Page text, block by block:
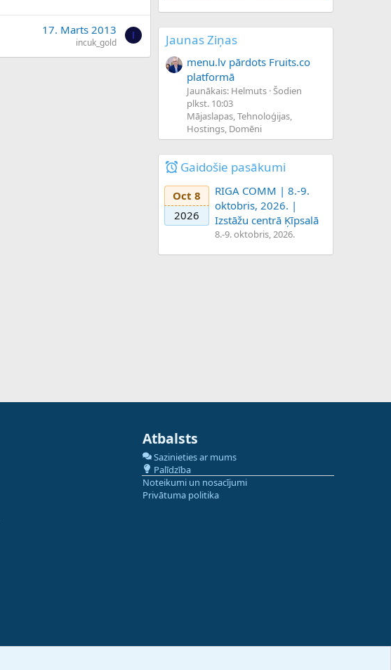
17. Marts 2013
incuk_gold
I Jaunas Ziņas
menu.lv pārdots Fruits.co
platformā
Jaunākais: Helmuts Šodien
plkst. 10:03
Mājaslapas, Tehnoloģijas,
Hostings, Domēni
Gaidošie pasākumi
Oct 8
2026
RIGA COMM | 8.-9.
oktobris, 2026. |
Izstāžu centrā Ķīpsalā
8.-9. oktobris, 2026.
Atbalsts
Sazinieties ar mums
Palīdzība
Noteikumi un nosacījumi
Privātuma politika